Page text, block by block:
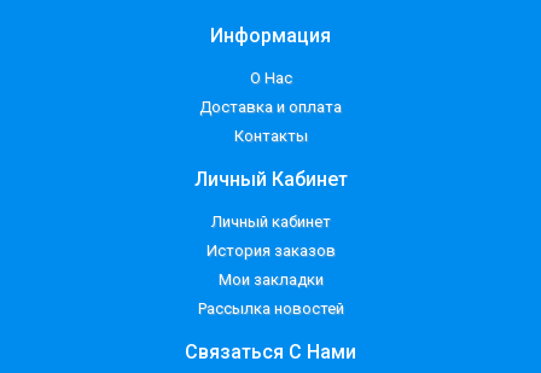
Информация
О Нас
Доставка и оплата
Контакты
Личный Кабинет
Личный кабинет
История заказов
Мои закладки
Рассылка новостей
Связаться С Нами